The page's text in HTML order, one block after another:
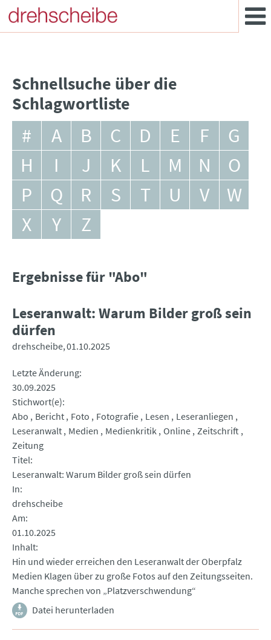
Schnellsuche über die
Schlagwortliste
# A B C D E F
G
H
I J K L M N
O
P
Q R S T U V
W
X
Y Z
Ergebnisse für "Abo"
Leseranwalt: Warum Bilder groß sein
dürfen
drehscheibe 01.10.2025
Letzte Änderung
30.09.2025
Stichwort(e)
Abo
Bericht Foto Fotografie Lesen
Leseranliegen
Leseranwalt Medien Medienkritik Online Zeitschrift
Zeitung
Titel
Leseranwalt: Warum Bilder groß sein dürfen
In
drehscheibe
Am
01.10.2025
Inhalt
Hin und wieder erreichen den Leseranwalt der Oberpfalz
Medien Klagen über zu große Fotos auf den Zeitungsseiten.
Manche sprechen von „Platzverschwendung“
Datei herunterladen